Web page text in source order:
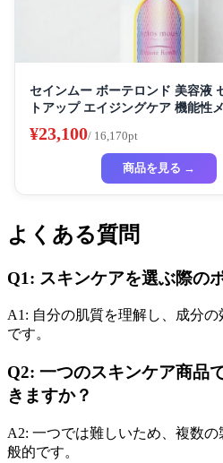
セインムー ボーテロンド 美容液
トアップ エイジングケア 機能性
ルテケア ハリ
¥23,100/ 16,170pt
商品を見る →
よくある質問
Q1: スキンケアを選ぶ際の
A1: 自分の肌質を理解し、成分
です。
Q2: 一つのスキンケア商品
きますか？
A2: 一つでは難しいため、複数
般的です。